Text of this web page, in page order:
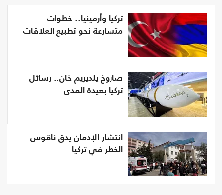
تركيا وأرمينيا.. خطوات
متسارعة نحو تطبيع العلاقات
صاروخ يلديريم خان.. رسائل
تركيا بعيدة المدى
انتشار الإدمان يدق ناقوس
الخطر في تركيا